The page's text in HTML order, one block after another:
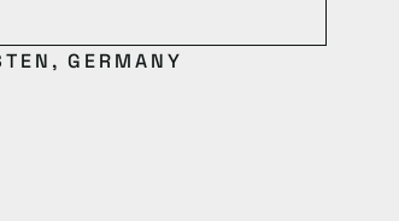
GERMANY